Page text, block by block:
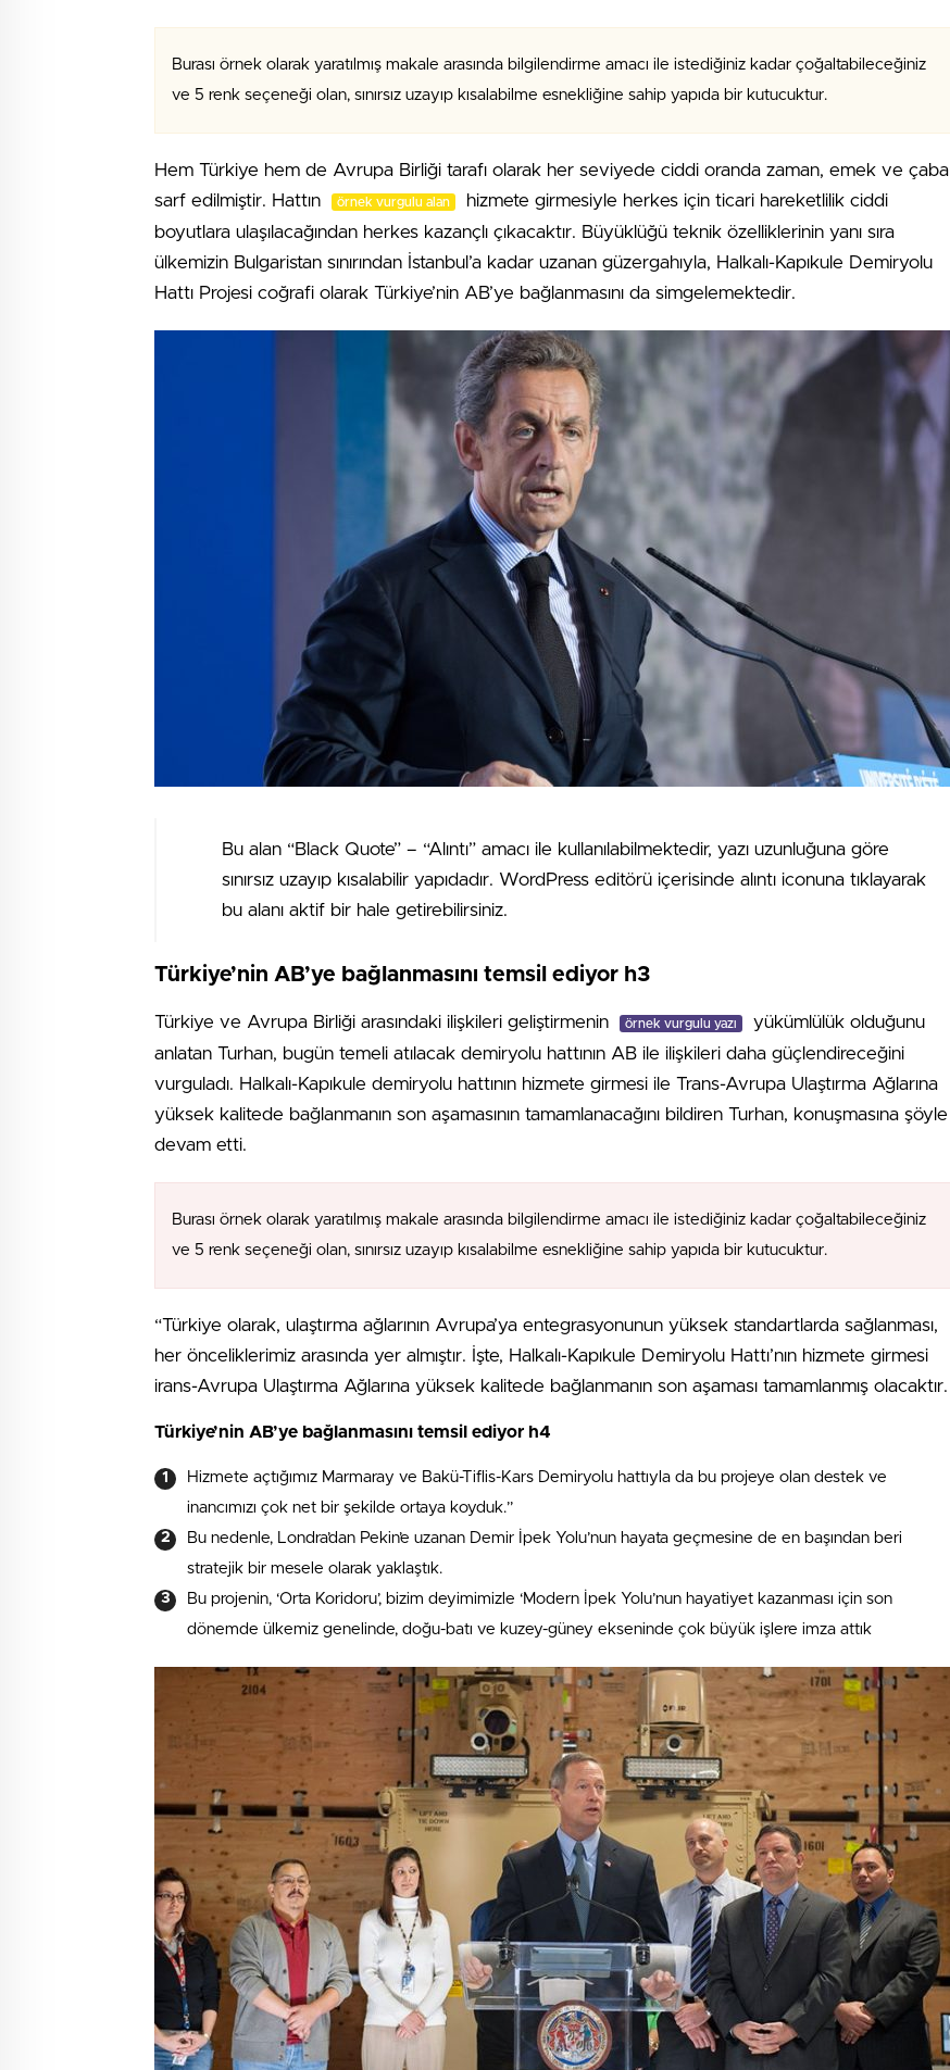
Burası örnek olarak yaratılmış makale arasında bilgilendirme amacı ile istediğiniz kadar çoğaltabileceğiniz
ve 5 renk seçeneği olan, sınırsız uzayıp kısalabilme esnekliğine sahip yapıda bir kutucuktur.
Hem Türkiye hem de Avrupa Birliği tarafı olarak her seviyede ciddi oranda zaman, emek ve çaba
sarf edilmiştir. Hattın
örnek vurgulu alan
hizmete girmesiyle herkes için ticari hareketlilik ciddi
boyutlara ulaşılacağından herkes kazançlı çıkacaktır. Büyüklüğü teknik özelliklerinin yanı sıra
ülkemizin Bulgaristan sınırından İstanbul’a kadar uzanan güzergahıyla, Halkalı-Kapıkule Demiryolu
Hattı Projesi coğrafi olarak Türkiye’nin AB’ye bağlanmasını da simgelemektedir.
Bu alan “Black Quote” – “Alıntı” amacı ile kullanılabilmektedir, yazı uzunluğuna göre
sınırsız uzayıp kısalabilir yapıdadır. WordPress editörü içerisinde alıntı iconuna tıklayarak
bu alanı aktif bir hale getirebilirsiniz.
Türkiye’nin AB’ye bağlanmasını temsil ediyor h3
Türkiye ve Avrupa Birliği arasındaki ilişkileri geliştirmenin örnek vurgulu yazı
yükümlülük olduğunu
anlatan Turhan, bugün temeli atılacak demiryolu hattının AB ile ilişkileri daha güçlendireceğini
vurguladı. Halkalı-Kapıkule demiryolu hattının hizmete girmesi ile Trans-Avrupa Ulaştırma Ağlarına
yüksek kalitede bağlanmanın son aşamasının tamamlanacağını bildiren Turhan, konuşmasına şöyle
devam etti.
Burası örnek olarak yaratılmış makale arasında bilgilendirme amacı ile istediğiniz kadar çoğaltabileceğiniz
ve 5 renk seçeneği olan, sınırsız uzayıp kısalabilme esnekliğine sahip yapıda bir kutucuktur.
“Türkiye olarak, ulaştırma ağlarının Avrupa’ya entegrasyonunun yüksek standartlarda sağlanması,
her önceliklerimiz arasında yer almıştır. İşte, Halkalı-Kapıkule Demiryolu Hattı’nın hizmete girmesi
irans-Avrupa Ulaştırma Ağlarına yüksek kalitede bağlanmanın son aşaması tamamlanmış olacaktır.
Türkiye’nin AB’ye bağlanmasını temsil ediyor h4
Hizmete açtığımız Marmaray ve Bakü-Tiflis-Kars Demiryolu hattıyla da bu projeye olan destek ve
inancımızı çok net bir şekilde ortaya koyduk.”
Bu nedenle, Londra’dan Pekin’e uzanan Demir İpek Yolu’nun hayata geçmesine de en başından beri
stratejik bir mesele olarak yaklaştık.
Bu projenin, ‘Orta Koridoru’, bizim deyimimizle ‘Modern İpek Yolu’nun hayatiyet kazanması için son
dönemde ülkemiz genelinde, doğu-batı ve kuzey-güney ekseninde çok büyük işlere imza attık